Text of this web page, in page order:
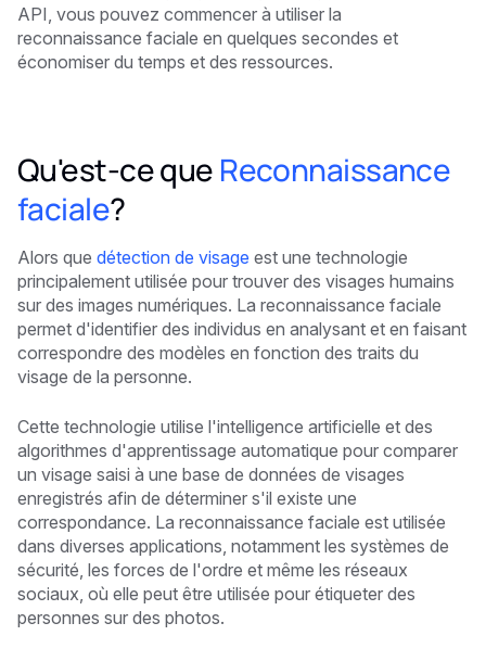
API, vous pouvez commencer à utiliser la
reconnaissance faciale en quelques secondes et
économiser du temps et des ressources.
Qu'est-ce que Reconnaissance
faciale?
Alors que détection de visage est une technologie
principalement utilisée pour trouver des visages humains
sur des images numériques. La reconnaissance faciale
permet d'identifier des individus en analysant et en faisant
correspondre des modèles en fonction des traits du
visage de la personne.
Cette technologie utilise l'intelligence artificielle et des
algorithmes d'apprentissage automatique pour comparer
un visage saisi à une base de données de visages
enregistrés afin de déterminer s'il existe une
correspondance. La reconnaissance faciale est utilisée
dans diverses applications, notamment les systèmes de
sécurité, les forces de l'ordre et même les réseaux
sociaux, où elle peut être utilisée pour étiqueter des
personnes sur des photos.